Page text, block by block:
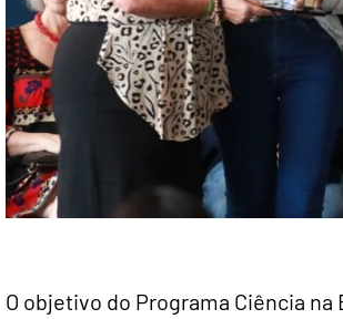
O objetivo do Programa Ciência